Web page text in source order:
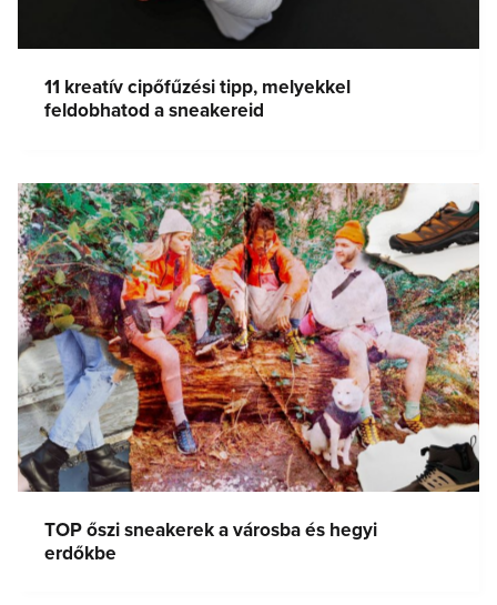
11 kreatív cipőfűzési tipp, melyekkel
feldobhatod a sneakereid
TOP őszi sneakerek a városba és hegyi
erdőkbe